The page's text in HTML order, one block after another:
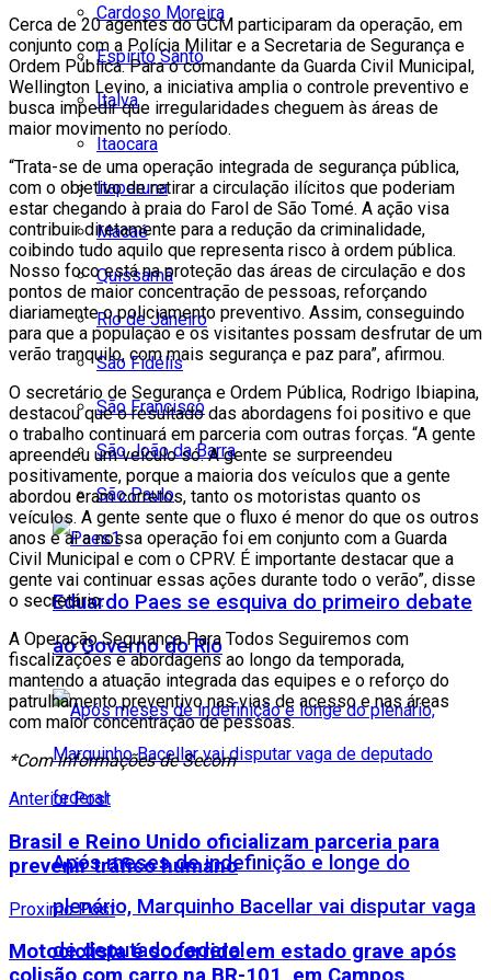
Cardoso Moreira
Espírito Santo
Italva
Itaocara
Itaperuna
Macaé
Quissamã
Rio de Janeiro
São Fidélis
São Francisco
São João da Barra
São Paulo
Eduardo Paes se esquiva do primeiro debate
ao Governo do Rio
Após meses de indefinição e longe do
plenário, Marquinho Bacellar vai disputar vaga
de deputado federal
Cerca de 20 agentes do GCM participaram da operação, em
conjunto com a Polícia Militar e a Secretaria de Segurança e
Ordem Pública. Para o comandante da Guarda Civil Municipal,
Wellington Levino, a iniciativa amplia o controle preventivo e
busca impedir que irregularidades cheguem às áreas de
maior movimento no período.
“Trata-se de uma operação integrada de segurança pública,
com o objetivo de retirar a circulação ilícitos que poderiam
estar chegando à praia do Farol de São Tomé. A ação visa
contribuir diretamente para a redução da criminalidade,
coibindo tudo aquilo que representa risco à ordem pública.
Nosso foco está na proteção das áreas de circulação e dos
pontos de maior concentração de pessoas, reforçando
diariamente o policiamento preventivo. Assim, conseguindo
para que a população e os visitantes possam desfrutar de um
verão tranquilo, com mais segurança e paz para”, afirmou.
O secretário de Segurança e Ordem Pública, Rodrigo Ibiapina,
destacou que o resultado das abordagens foi positivo e que
o trabalho continuará em parceria com outras forças. “A gente
apreendeu um veículo só. A gente se surpreendeu
positivamente, porque a maioria dos veículos que a gente
abordou eram corretos, tanto os motoristas quanto os
veículos. A gente sente que o fluxo é menor do que os outros
anos e aí a nossa operação foi em conjunto com a Guarda
Civil Municipal e com o CPRV. É importante destacar que a
gente vai continuar essas ações durante todo o verão”, disse
o secretário.
A Operação Segurança Para Todos Seguiremos com
fiscalizações e abordagens ao longo da temporada,
mantendo a atuação integrada das equipes e o reforço do
patrulhamento preventivo nas vias de acesso e nas áreas
com maior concentração de pessoas.
*Com informações de Secom
Anterior Post
Brasil e Reino Unido oficializam parceria para
prevenir tráfico humano
Proximo Post
Motociclista é socorrido em estado grave após